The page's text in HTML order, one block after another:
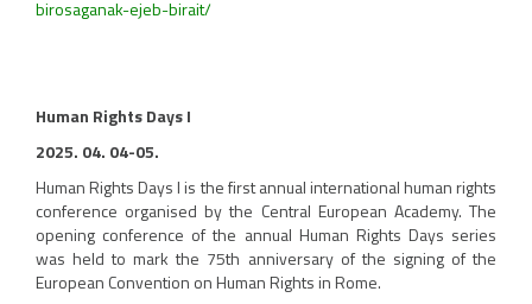
birosaganak-ejeb-birait/
Human Rights Days I
2025. 04. 04-05.
Human Rights Days I is the first annual international human rights
conference organised by the Central European Academy. The
opening conference of the annual Human Rights Days series
was held to mark the 75th anniversary of the signing of the
European Convention on Human Rights in Rome.